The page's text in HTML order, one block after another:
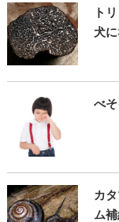
ト
犬
べ
カ
ム